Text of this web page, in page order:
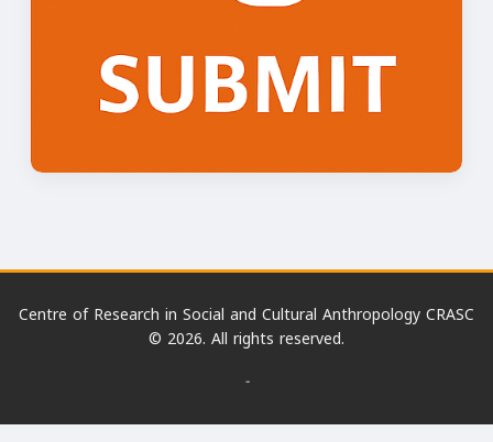
Centre of Research in Social and Cultural Anthropology CRASC
© 2026. All rights reserved.
-